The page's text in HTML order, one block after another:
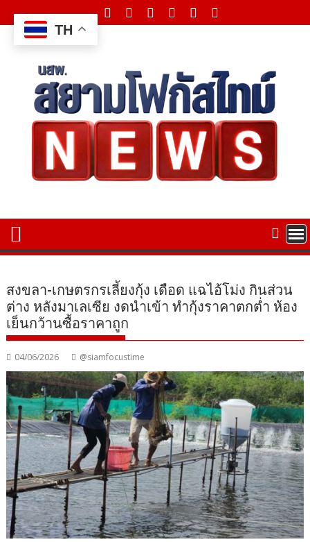
to
content
สงขลา-เกษตรกรเลี้ยงกุ้ง เดือด แฉไอ้โม่ง กินส่วน
ต่าง หลังมาเลเซีย งดนำเข้า ทำกุ้งราคาตกต่ำ ห้อง
เย็นกว้านซื้อราคาถูก
04/06/2026 @siamfocustime
TH